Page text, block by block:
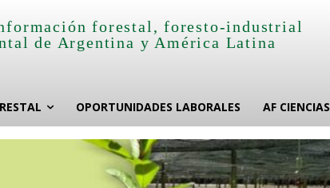
forestal, foresto-industrial
de Argentina y América Latina
OPORTUNIDADES LABORALES AF CIENCIAS